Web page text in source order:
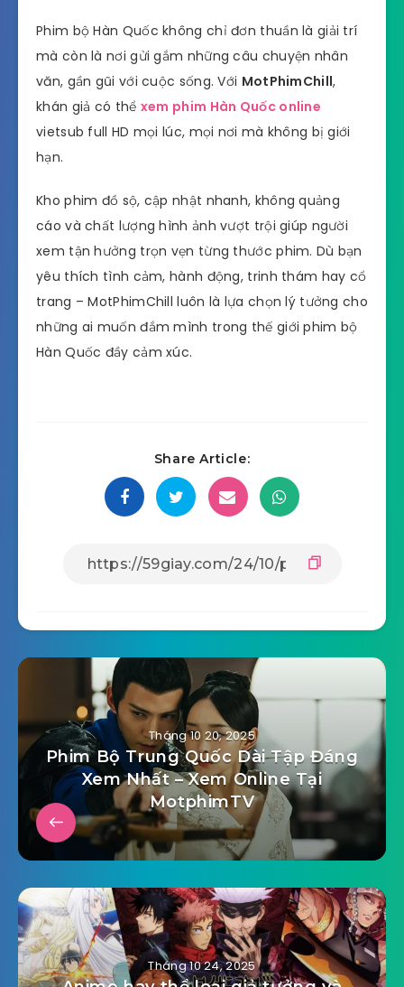
Phim bộ Hàn Quốc không chỉ đơn thuần là giải trí
mà còn là nơi gửi gắm những câu chuyện nhân
văn, gần gũi với cuộc sống. Với MotPhimChill,
khán giả có thể xem phim Hàn Quốc online
vietsub full HD mọi lúc, mọi nơi mà không bị giới
hạn.
Kho phim đồ sộ, cập nhật nhanh, không quảng
cáo và chất lượng hình ảnh vượt trội giúp người
xem tận hưởng trọn vẹn từng thước phim. Dù bạn
yêu thích tình cảm, hành động, trinh thám hay cổ
trang – MotPhimChill luôn là lựa chọn lý tưởng cho
những ai muốn đắm mình trong thế giới phim bộ
Hàn Quốc đầy cảm xúc.
Share Article:
Tháng 10 20, 2025
Phim Bộ Trung Quốc Dài Tập Đáng
Xem Nhất – Xem Online Tại
MotphimTV
Tháng 10 24, 2025